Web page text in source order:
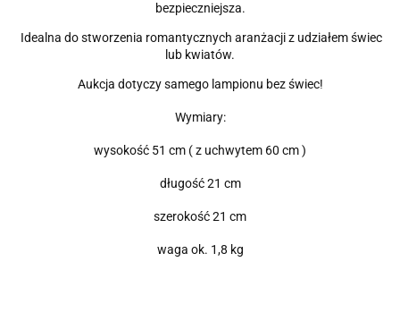
bezpieczniejsza.
Idealna do stworzenia romantycznych aranżacji z udziałem świec
lub kwiatów.
Aukcja dotyczy samego lampionu bez świec!
Wymiary:
wysokość 51 cm ( z uchwytem 60 cm )
długość 21 cm
szerokość 21 cm
waga ok. 1,8 kg